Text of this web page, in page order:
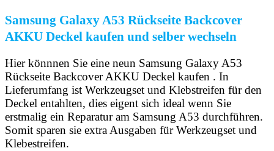
Samsung Galaxy A53 Rückseite Backcover
AKKU Deckel kaufen und selber wechseln
Hier könnnen Sie eine neun Samsung Galaxy A53
Rückseite Backcover AKKU Deckel kaufen . In
Lieferumfang ist Werkzeugset und Klebstreifen für den
Deckel entahlten, dies eigent sich ideal wenn Sie
erstmalig ein Reparatur am Samsung A53 durchführen.
Somit sparen sie extra Ausgaben für Werkzeugset und
Klebestreifen.